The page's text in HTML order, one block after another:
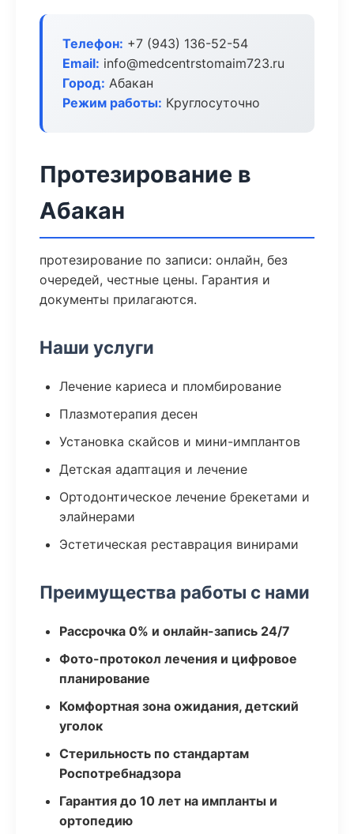
Телефон: +7 (943) 136-52-54
Email: info@medcentrstomaim723.ru
Город: Абакан
Режим работы: Круглосуточно
Протезирование в
Абакан
протезирование по записи: онлайн, без
очередей, честные цены. Гарантия и
документы прилагаются.
Наши услуги
Лечение кариеса и пломбирование
Плазмотерапия десен
Установка скайсов и мини-имплантов
Детская адаптация и лечение
Ортодонтическое лечение брекетами и
элайнерами
Эстетическая реставрация винирами
Преимущества работы с нами
Рассрочка 0% и онлайн-запись 24/7
Фото-протокол лечения и цифровое
планирование
Комфортная зона ожидания, детский
уголок
Стерильность по стандартам
Роспотребнадзора
Гарантия до 10 лет на импланты и
ортопедию